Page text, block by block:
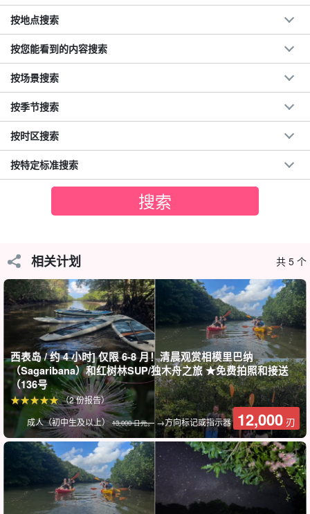
只有在每年的这个时候，才会有如此神奇的体验。
什么是 Sagaribana？
萨格里巴纳的花语是 "好运会降临到你身上"。
傍晚时分，当太阳落到西表岛的地平线上时，"幽灵之花 "相模
花开始绽放，并随着黎明的到来转瞬即逝。
按地点搜索
按您能看到的内容搜索
按场景搜索
按季节搜索
按时区搜索
按特定标准搜索
相关计划 共 5 个
西表岛 / 约 4 小时] 仅限 6-8 月！清晨观赏相模里巴纳
（Sagaribana）和红树林SUP/独木舟之旅 ★免费拍照和接送
（136号
成人（初中生及以上）13,000 日元。→方向标记或指示器 12,000 刃
（2 份报告）